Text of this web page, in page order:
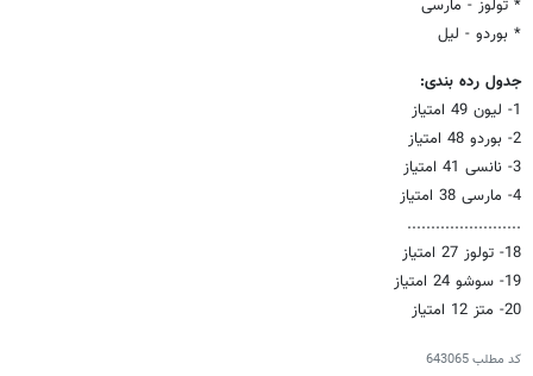
* تولوز - مارسی
* بوردو - لیل
جدول رده بندی:
1- لیون 49 امتیاز
2- بوردو 48 امتیاز
3- نانسی 41 امتیاز
4- مارسی 38 امتیاز
........................
18- تولوز 27 امتیاز
19- سوشو 24 امتیاز
20- متز 12 امتیاز
کد مطلب643065